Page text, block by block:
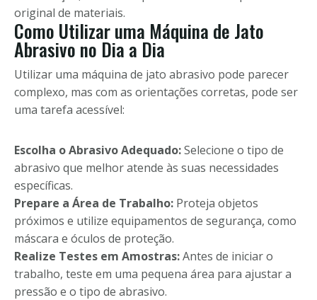
original de materiais.
Como Utilizar uma Máquina de Jato
Abrasivo no Dia a Dia
Utilizar uma máquina de jato abrasivo pode parecer
complexo, mas com as orientações corretas, pode ser
uma tarefa acessível:
Escolha o Abrasivo Adequado:Selecione o tipo de
abrasivo que melhor atende às suas necessidades
específicas.
Prepare a Área de Trabalho: Proteja objetos
próximos e utilize equipamentos de segurança, como
máscara e óculos de proteção.
Realize Testes em Amostras:Antes de iniciar o
trabalho, teste em uma pequena área para ajustar a
pressão e o tipo de abrasivo.